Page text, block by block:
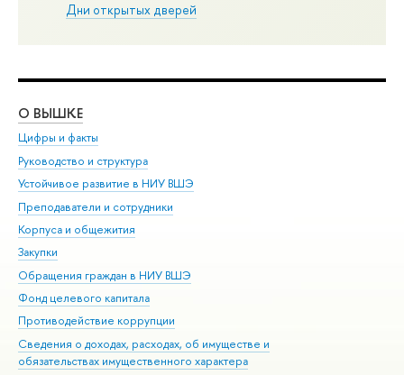
Дни открытых дверей
О ВЫШКЕ
Цифры и факты
Руководство и структура
Устойчивое развитие в НИУ ВШЭ
Преподаватели и сотрудники
Корпуса и общежития
Закупки
Обращения граждан в НИУ ВШЭ
Фонд целевого капитала
Противодействие коррупции
Сведения о доходах, расходах, об имуществе и
обязательствах имущественного характера